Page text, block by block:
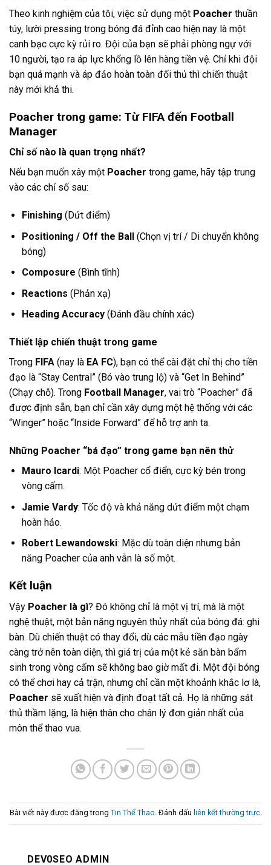
Theo kinh nghiệm của tôi, việc sử dụng một Poacher thuần
túy, lười pressing trong bóng đá đỉnh cao hiện nay là một
canh bạc cực kỳ rủi ro. Đội của bạn sẽ phải phòng ngự với
10 người, tạo ra áp lực khổng lồ lên hàng tiền vệ. Chỉ khi đội
bạn quá mạnh và áp đảo hoàn toàn đối thủ thì chiến thuật
này mới khả thi.
Poacher trong game: Từ FIFA đến Football
Manager
Chỉ số nào là quan trọng nhất?
Nếu bạn muốn xây một Poacher trong game, hãy tập trung
vào các chỉ số sau:
Finishing (Dứt điểm)
Positioning / Off the Ball(Chọn vị trí / Di chuyển không
bóng)
Composure (Bình tĩnh)
Reactions (Phản xạ)
Heading Accuracy(Đánh đầu chính xác)
Thiết lập chiến thuật trong game
Trong FIFA (nay là EA FC), bạn có thể cài đặt chỉ thị cho tiền
đạo là “Stay Central” (Bó vào trung lộ) và “Get In Behind”
(Chạy chỗ). Trong Football Manager, vai trò “Poacher” đã
được định sẵn, bạn chỉ cần xây dựng một hệ thống với các
“Winger” hoặc “Inside Forward” để hỗ trợ anh ta.
Những Poacher “bá đạo” trong game bạn nên thử
Mauro Icardi: Một Poacher cổ điển, cực kỳ bén trong
vòng cấm.
Jamie Vardy: Tốc độ và khả năng dứt điểm một chạm
hoàn hảo.
Robert Lewandowski: Mặc dù toàn diện nhưng bản
năng Poacher của anh vẫn là số một.
Kết luận
Vậy Poacher là gì? Đó không chỉ là một vị trí, mà là một
nghệ thuật, một bản năng nguyên thủy nhất của bóng đá: ghi
bàn. Dù chiến thuật có thay đổi, dù các mẫu tiền đạo ngày
càng trở nên toàn diện, thì giá trị của một kẻ săn bàn bẩm
sinh trong vòng cấm sẽ không bao giờ mất đi. Một đội bóng
có thể chơi hay cả trận, nhưng chỉ cần một khoảnh khắc lơ là,
Poacher sẽ xuất hiện và định đoạt tất cả. Họ là những sát
thủ thầm lặng, là hiện thân cho chân lý đơn giản nhất của
môn thể thao vua.
Bài viết này được đăng trong Tin Thể Thao . Đánh dấu liên kết thường trực.
DEV0SEO ADMIN